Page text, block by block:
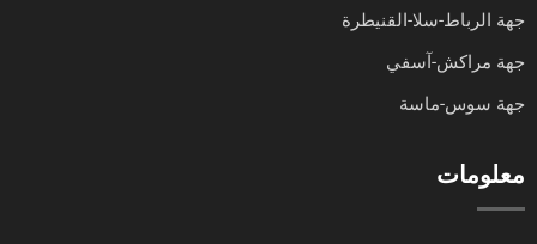
جهة الرباط-سلا-القنيطرة
جهة مراكش-آسفي
جهة سوس-ماسة
معلومات